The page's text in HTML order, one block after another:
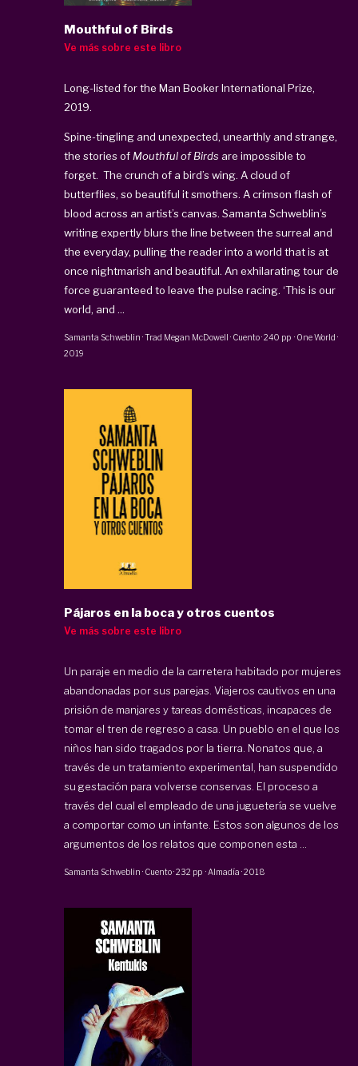
Mouthful of Birds
Ve más sobre este libro
Long-listed for the Man Booker International Prize,
2019.
Spine-tingling and unexpected, unearthly and strange,
the stories ofMouthful of Birds are impossible to
forget. The crunch of a bird’s wing. A cloud of
butterflies, so beautiful it smothers. A crimson flash of
blood across an artist’s canvas. Samanta Schweblin’s
writing expertly blurs the line between the surreal and
the everyday, pulling the reader into a world that is at
once nightmarish and beautiful. An exhilarating tour de
force guaranteed to leave the pulse racing. ‘This is our
world, and ...
Samanta Schweblin · Trad Megan McDowell · Cuento·240 pp · One World ·
2019
Pájaros en la boca y otros cuentos
Ve más sobre este libro
Un paraje en medio de la carretera habitado por mujeres
abandonadas por sus parejas. Viajeros cautivos en una
prisión de manjares y tareas domésticas, incapaces de
tomar el tren de regreso a casa. Un pueblo en el que los
niños han sido tragados por la tierra. Nonatos que, a
través de un tratamiento experimental, han suspendido
su gestación para volverse conservas. El proceso a
través del cual el empleado de una juguetería se vuelve
a comportar como un infante. Estos son algunos de los
argumentos de los relatos que componen esta ...
Samanta Schweblin · Cuento·232 pp · Almadía ·2018